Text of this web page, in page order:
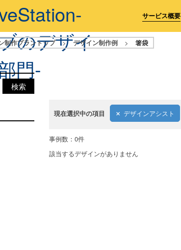
サービス概要
制作プラントップ > デザイン制作例 > 箸袋
現在選択中の項目 デザインアシスト
検索
事例数：0件
該当するデザインがありません